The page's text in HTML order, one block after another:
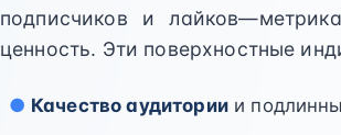
подписчиков и
ценность. Эти поверхностные
Качество аудиториии